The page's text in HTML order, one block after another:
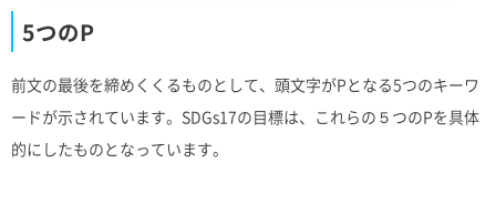
5つのP
前文の最後を締めくくるものとして、頭文字がPとなる5つのキーワ
ードが示されています。SDGs17の目標は、これらの５つのPを具体
的にしたものとなっています。